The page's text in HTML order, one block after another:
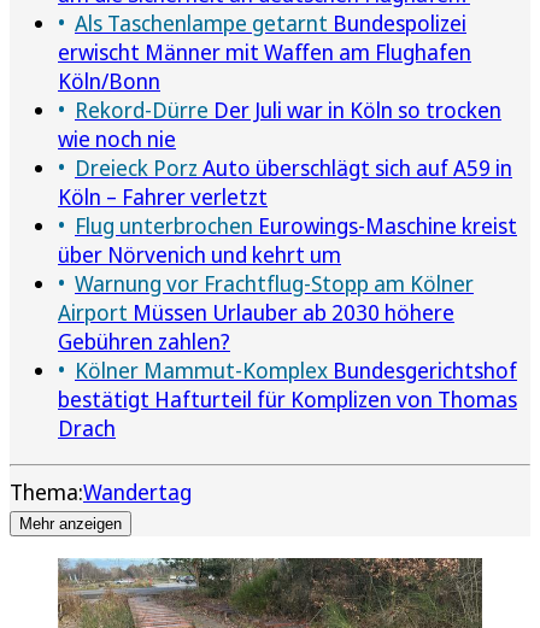
Als Taschenlampe getarnt Bundespolizei
erwischt Männer mit Waffen am Flughafen
Köln/Bonn
Rekord-Dürre Der Juli war in Köln so trocken
wie noch nie
Dreieck Porz Auto überschlägt sich auf A59 in
Köln – Fahrer verletzt
Flug unterbrochen Eurowings-Maschine kreist
über Nörvenich und kehrt um
Warnung vor Frachtflug-Stopp am Kölner
Airport Müssen Urlauber ab 2030 höhere
Gebühren zahlen?
Kölner Mammut-Komplex Bundesgerichtshof
bestätigt Hafturteil für Komplizen von Thomas
Drach
Thema:Wandertag
Mehr anzeigen